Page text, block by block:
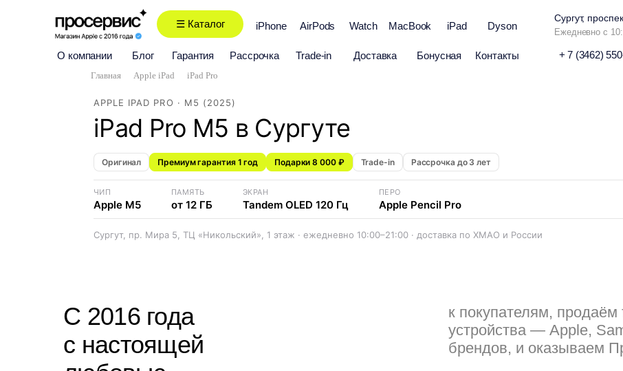
☰ Каталог iPhone AirPods MacBook
Watch Dyson
Ежедневно с
Сургут,
+ 7 (3462)
О компании Гарантия Trade-in
Блог Контакты
Бонусная
Доставка
Рассрочка
iPad
Главная Apple iPad iPad Pro
APPLE IPAD PRO · M5 (2025)
iPad Pro M5 в Сургуте
Оригинал Премиум гарантия 1 год Подарки 8 000 ₽ Trade-in Рассрочка до 3 лет
ЧИП
Apple M5
ПАМЯТЬ
от 12 ГБ
ЭКРАН
Tandem OLED 120 Гц
ПЕРО
Apple Pencil Pro
Сургут, пр. Мира 5, ТЦ «Никольский», 1 этаж · ежедневно 10:00–21:00 · доставка по ХМАО и России
С 2016 года
с настоящей
к покупателям,
устройства — Apple,
брендов, и оказываем